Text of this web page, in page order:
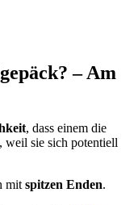
– Am
, dass einem die
sie sich potentiell
mitspitzen Enden.